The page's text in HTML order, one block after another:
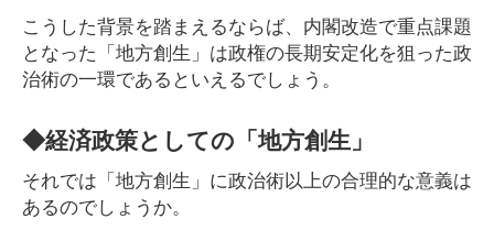
こうした背景を踏まえるならば、内閣改造で重点課題
となった「地方創生」は政権の長期安定化を狙った政
治術の一環であるといえるでしょう。
◆経済政策としての「地方創生」
それでは「地方創生」に政治術以上の合理的な意義は
あるのでしょうか。